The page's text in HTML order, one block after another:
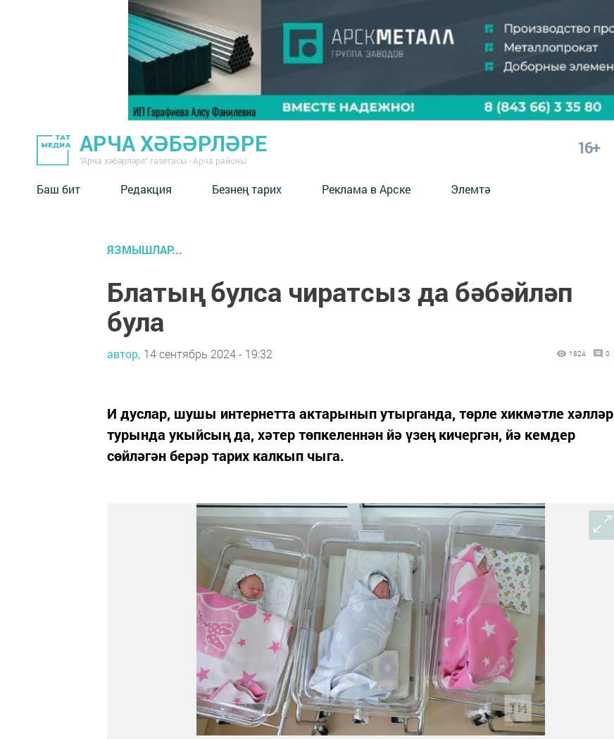
АРЧА ХӘБӘРЛӘРЕ
"Арча хәбәрләре" газетасы - Арча районы
16+
Баш бит Редакция Безнең тарих Реклама в Арске Элемтә
ЯЗМЫШЛАР...
Блатың булса чиратсыз да бәбәйләп
була
автор, 14 сентябрь 2024 - 19:32 1824 0
И дуслар, шушы интернетта актарынып утырганда, төрле хикмәтле хәлләр
турында укыйсың да, хәтер төпкеленнән йә үзең кичергән, йә кемдер
сөйләгән берәр тарих калкып чыга.